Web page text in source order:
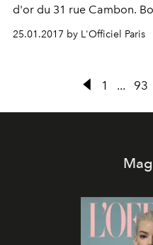
d'or du 31 rue Cambon.
miroir habillent des
oscillant entre Louise
25.01.2017 by L'Officiel Paris
1 ... 93